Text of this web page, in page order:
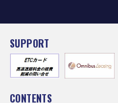
SUPPORT
CONTENTS